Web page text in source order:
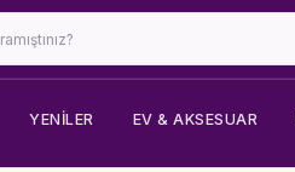
YENİLER EV & AKSESUAR